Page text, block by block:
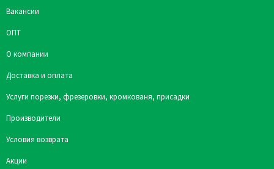
Вакансии
ОПТ
О компании
Доставка и оплата
Услуги порезки, фрезеровки, кромкованя, присадки
Производители
Условия возврата
Акции